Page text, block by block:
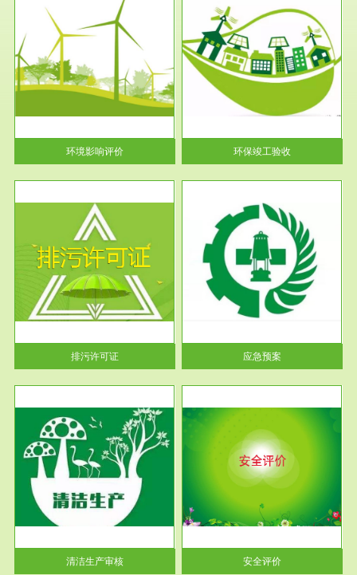
环境影响评价
服务范围
环保竣工验收
根据《建设项目环境保护管理条
例》第十七条 编制环境影响报
告书、...
环保竣工验收
排污许可证
服务范围
应急预案
根据《中华人民共和国环境保护
法》第十九条 企业事业单位应
当按照...
应急预案
清洁生产审核
服务范围
安全评价
安全评价安全评价目的是查找、
分析和预测工程、系统、生产经
营活...
安全评价